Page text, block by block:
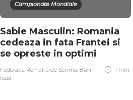
Campionate Mondiale
Sabie Masculin: Romania
cedeaza in fata Frantei si
se opreste in optimi
Federatia Romana de Scrima, 8 ani
1 min
read